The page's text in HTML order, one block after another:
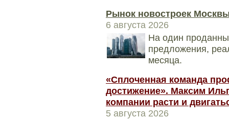
Рынок новостроек
6 августа 2026
На один
предложения,
месяца.
«Сплоченная команда
достижение». Максим
компании расти и
5 августа 2026